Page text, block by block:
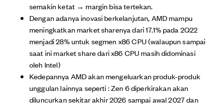
semakin ketat → margin bisa tertekan.
Dengan adanya inovasi berkelanjutan, AMD mampu
meningkatkan market sharenya dari 17.1% pada 2Q22
menjadi 28% untuk segmen x86 CPU (walaupun sampai
saat ini market share dari x86 CPU masih didominasi
oleh Intel)
Kedepannya AMD akan mengeluarkan produk-produk
unggulan lainnya seperti : Zen 6 diperkirakan akan
diluncurkan sekitar akhir 2026 sampai awal 2027 dan